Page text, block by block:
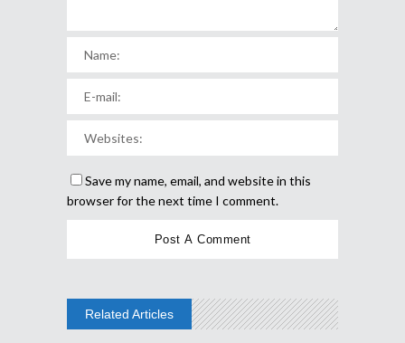
Save my name, email, and website in this
browser for the next time I comment.
Related Articles